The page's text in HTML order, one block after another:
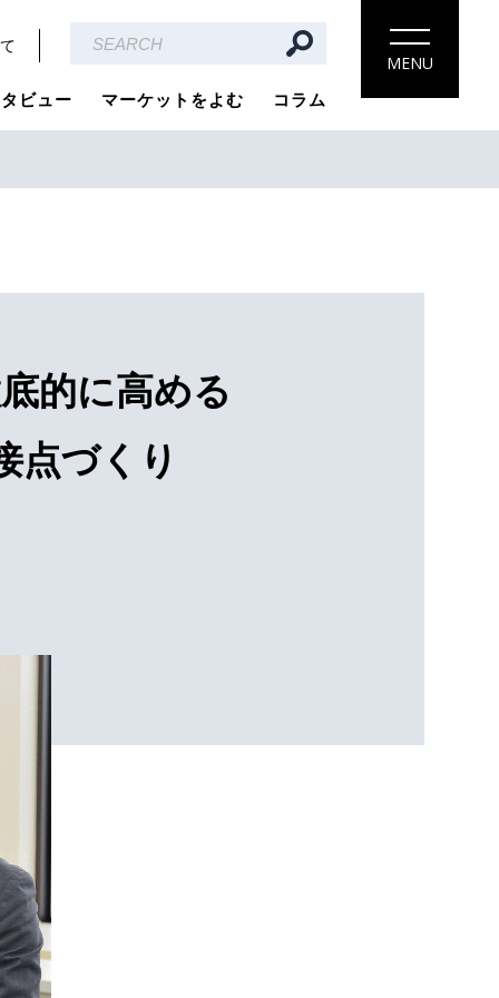
MENU
ビュー マーケットをよむ コラム
的に高める
点づくり